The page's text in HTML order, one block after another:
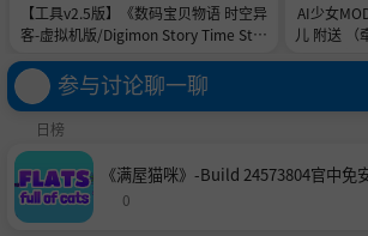
【工具v2.5版】《数码宝贝物语 时空异
客-虚拟机版/Digimon Story Time Stra
官中免安装-简中31.1GB
AI少女
儿 附送 （
参与讨论聊一聊
日榜
《满屋猫咪》-Build 24573804官中免
0